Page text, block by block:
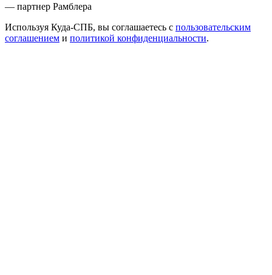
— партнер Рамблера
Используя Куда-СПБ, вы соглашаетесь с пользовательским
соглашением и политикой конфиденциальности.